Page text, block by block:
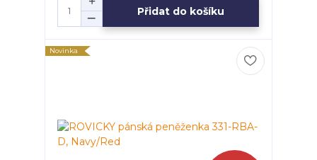
Přidat do košíku
Novinka